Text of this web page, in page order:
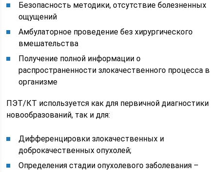
Безопасность методики, отсутствие болезненных
ощущений
Амбулаторное проведение без хирургического
вмешательства
Получение полной информации о
распространенности злокачественного процесса в
организме
ПЭТ/КТ используется как для первичной диагностики
новообразований, так и для:
Дифференцировки злокачественных и
доброкачественных опухолей;
Определения стадии опухолевого заболевания –